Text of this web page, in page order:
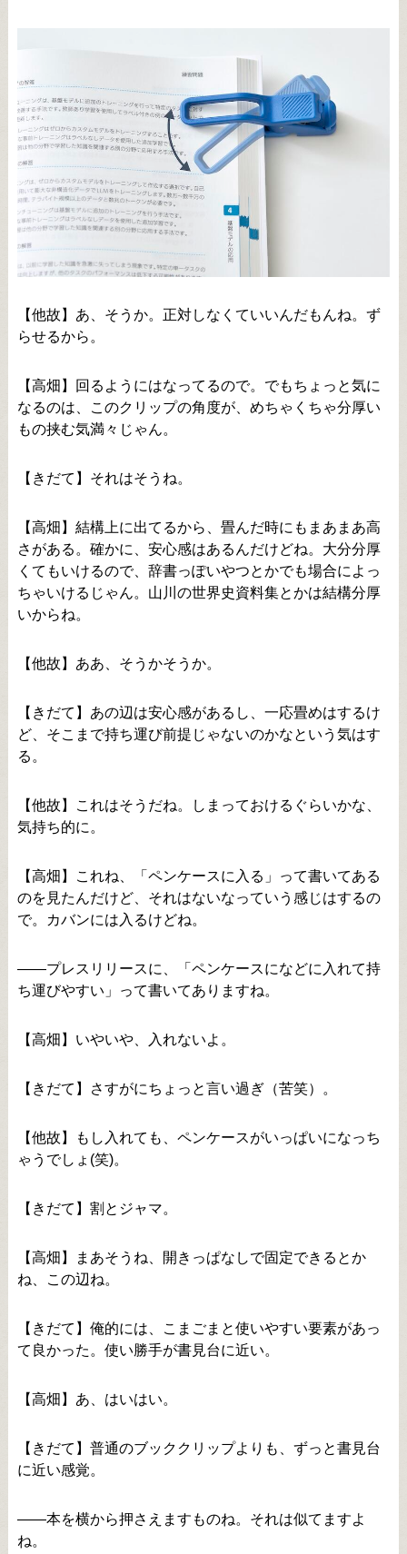
【他故】あ、そうか。正対しなくていいんだもんね。ず
らせるから。
【高畑】回るようにはなってるので。でもちょっと気に
なるのは、このクリップの角度が、めちゃくちゃ分厚い
もの挟む気満々じゃん。
【きだて】それはそうね。
【高畑】結構上に出てるから、畳んだ時にもまあまあ高
さがある。確かに、安心感はあるんだけどね。大分分厚
くてもいけるので、辞書っぽいやつとかでも場合によっ
ちゃいけるじゃん。山川の世界史資料集とかは結構分厚
いからね。
【他故】ああ、そうかそうか。
【きだて】あの辺は安心感があるし、一応畳めはするけ
ど、そこまで持ち運び前提じゃないのかなという気はす
る。
【他故】これはそうだね。しまっておけるぐらいかな、
気持ち的に。
【高畑】これね、「ペンケースに入る」って書いてある
のを見たんだけど、それはないなっていう感じはするの
で。カバンには入るけどね。
――プレスリリースに、「ペンケースになどに入れて持
ち運びやすい」って書いてありますね。
【高畑】いやいや、入れないよ。
【きだて】さすがにちょっと言い過ぎ（苦笑）。
【他故】もし入れても、ペンケースがいっぱいになっち
ゃうでしょ(笑)。
【きだて】割とジャマ。
【高畑】まあそうね、開きっぱなしで固定できるとか
ね、この辺ね。
【きだて】俺的には、こまごまと使いやすい要素があっ
て良かった。使い勝手が書見台に近い。
【高畑】あ、はいはい。
【きだて】普通のブッククリップよりも、ずっと書見台
に近い感覚。
――本を横から押さえますものね。それは似てますよ
ね。